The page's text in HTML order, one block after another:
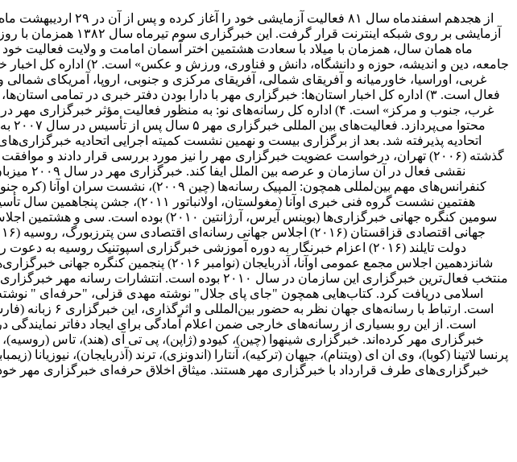
جامعه، دین و اندیشه،
غربی، اوراسیا، خاورمیانه و آفریقای شمالی، آفریقای مرکزی و جنوبی، اروپا، آمریکای
غرب، جنوب و مرکز» است. ۴) اداره کل رسانه‌های نو: به منظور فعالیت مؤثر
گذشته (۲۰۰۶) تهران، درخواست عضویت خبرگزاری مهر را نیز مورد بررسی قرار دادند و
نقشی
اسلامی دریافت کرد. کتاب‌هایی همچون "جای پای جلال" نوشته مهدی قزلی، "حرفه‌ای "
است. ارتباط با
است. از این رو بسیاری از رسانه‌های خارجی ضمن اعلام آمادگی برای ایجاد دفاتر
خبرگزاری مهر کرده‌اند. خبرگزاری شینهوا (چین)، کیودو (ژاپن)، پی تی آی (هند)، تاس
پرنسا لاتینا (کوبا)، وی ان ای (ویتنام)، جیهان (ترکیه)، آنتارا (اندونزی)، ترند (آذربایجان)،
خبرگزاری‌های طرف قرارداد با خبرگزاری مهر هستند. میثاق اخلاق حرفه‌ای خبرگزاری مهر